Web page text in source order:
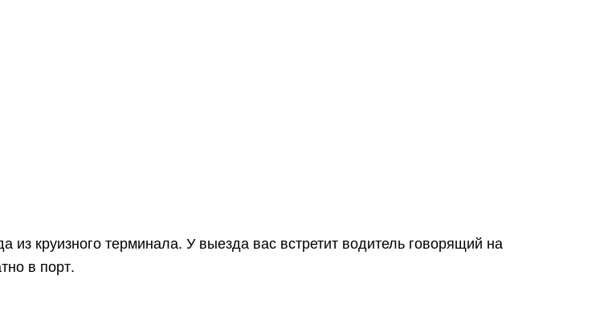
круизного терминала. У выезда вас встретит водитель говорящий на
в порт.